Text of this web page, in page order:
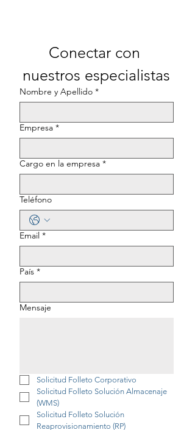
Conectar con
nuestros especialistas
Nombre y Apellido *
Empresa *
Cargo en la empresa *
Teléfono
Email *
País *
Mensaje
Solicitud Folleto Corporativo
Solicitud Folleto Solución Almacenaje
(WMS)
Solicitud Folleto Solución
Reaprovisionamiento (RP)